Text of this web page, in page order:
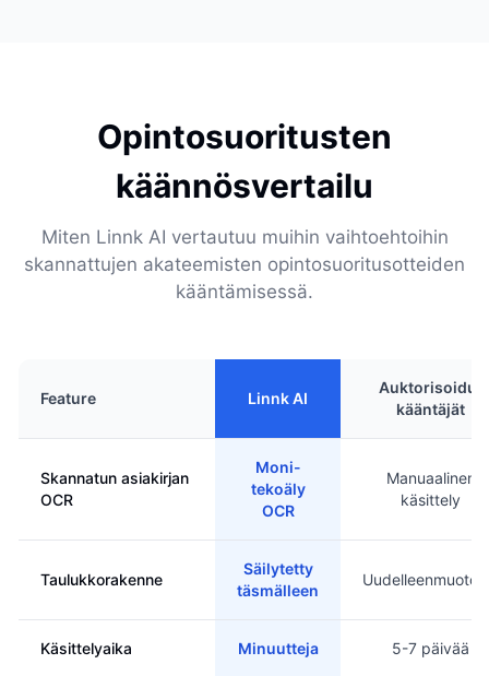
Opintosuoritusten
käännösvertailu
Miten Linnk AI vertautuu muihin vaihtoehtoihin
skannattujen akateemisten opintosuoritusotteiden
kääntämisessä.
Feature Linnk AI
Auktorisoidut
kääntäjät
Skannatun asiakirjan
OCR
Moni-
tekoäly
OCR
Manuaalinen
käsittely
Taulukkorakenne
Säilytetty
täsmälleen
Käsittelyaika Minuutteja 5-7 päivää